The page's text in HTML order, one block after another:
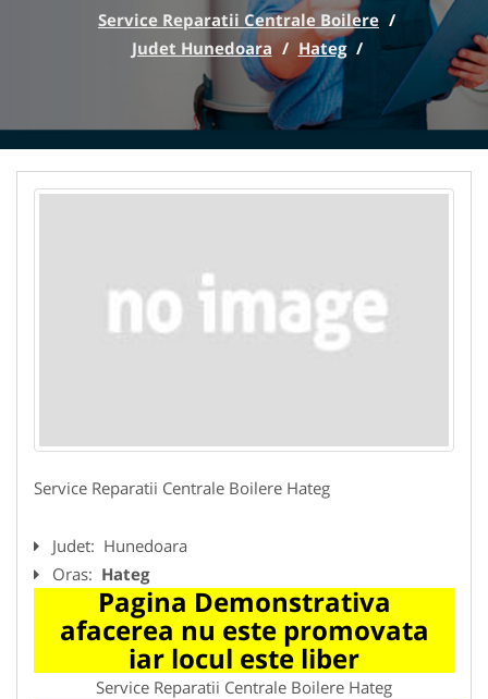
Service Reparatii Centrale Boilere /
Judet Hunedoara / Hateg /
Service Reparatii Centrale Boilere Hateg
Judet: Hunedoara
Oras: Hateg
Pagina Demonstrativa
afacerea nu este promovata
iar locul este liber
Service Reparatii Centrale Boilere Hateg